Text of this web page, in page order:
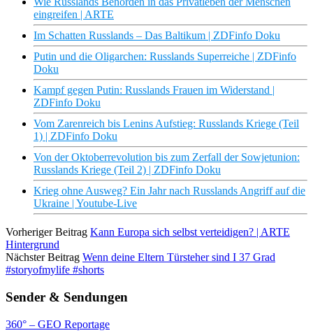
eingreifen | ARTE
Im Schatten Russlands – Das Baltikum | ZDFinfo Doku
Putin und die Oligarchen: Russlands Superreiche | ZDFinfo
Doku
Kampf gegen Putin: Russlands Frauen im Widerstand |
ZDFinfo Doku
Vom Zarenreich bis Lenins Aufstieg: Russlands Kriege (Teil
1) | ZDFinfo Doku
Von der Oktoberrevolution bis zum Zerfall der Sowjetunion:
Russlands Kriege (Teil 2) | ZDFinfo Doku
Krieg ohne Ausweg? Ein Jahr nach Russlands Angriff auf die
Ukraine | Youtube-Live
Vorheriger Beitrag Kann Europa sich selbst verteidigen? | ARTE
Hintergrund
Nächster Beitrag Wenn deine Eltern Türsteher sind I 37 Grad
#storyofmylife #shorts
Sender & Sendungen
360° – GEO Reportage